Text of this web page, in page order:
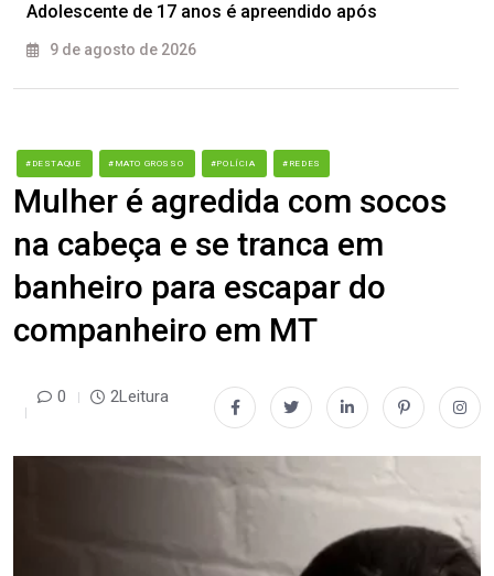
Adolescente de 17 anos é apreendido após
9 de agosto de 2026
#DESTAQUE #MATO GROSSO #POLÍCIA #REDES
Mulher é agredida com socos
na cabeça e se tranca em
banheiro para escapar do
companheiro em MT
0 2Leitura